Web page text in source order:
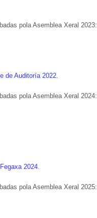
pola Asemblea Xeral 2023:
de Auditoría 2022.
pola Asemblea Xeral 2024:
2024.
pola Asemblea Xeral 2025: